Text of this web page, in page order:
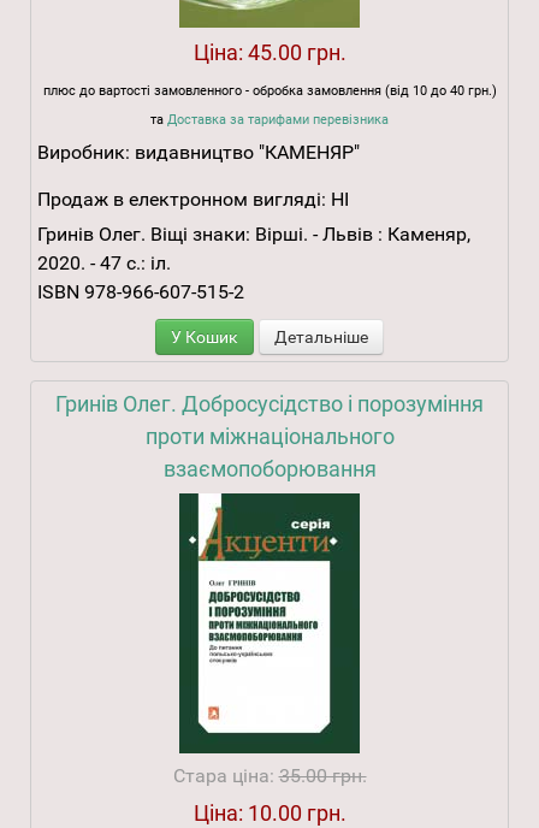
Ціна: 45.00 грн.
плюс до вартості замовленного - обробка замовлення (від 10 до 40 грн.)
та Доставка за тарифами перевізника
Виробник: видавництво "КАМЕНЯР"
Продаж в електронном вигляді: НІ
Гринів Олег. Віщі знаки: Вірші. - Львів : Каменяр,
2020. - 47 с.: іл.
ISBN 978-966-607-515-2
У Кошик Детальніше
Гринів Олег. Добросусідство і порозуміння
проти міжнаціонального
взаємопоборювання
Стара ціна:35.00 грн.
Ціна: 10.00 грн.